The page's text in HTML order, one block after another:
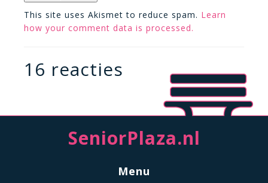
This site uses Akismet to reduce spam. Learn
how your comment data is processed.
16 reacties
SeniorPlaza.nl
Menu